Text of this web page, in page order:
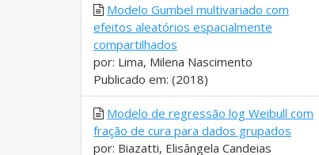
Modelo Gumbel multivariado com
efeitos aleatórios espacialmente
compartilhados
por: Lima, Milena Nascimento
Publicado em: (2018)
Modelo de regressão log Weibull com
fração de cura para dados grupados
por: Biazatti, Elisângela Candeias